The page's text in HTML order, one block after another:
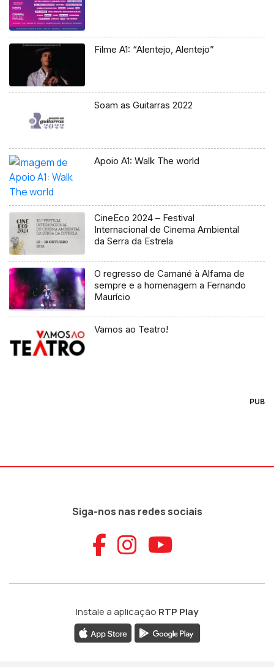
Filme A1: “Alentejo, Alentejo”
Soam as Guitarras 2022
Apoio A1: Walk The world
CineEco 2024 – Festival
Internacional de Cinema Ambiental
da Serra da Estrela
O regresso de Camané à Alfama de
sempre e a homenagem a Fernando
Maurício
Vamos ao Teatro!
PUB
Siga-nos nas redes sociais
Aceder ao
Aceder ao
Aceder
Instale a aplicação RTP Play